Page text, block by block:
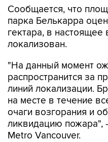
Сообщается, что
парка Белькарра
гектара, в настоящее
локализован.
"На данный момент
распространится за
линий локализации.
на месте в течение
очаги возгорания и
ликвидацию пожара",
Metro Vancouver.